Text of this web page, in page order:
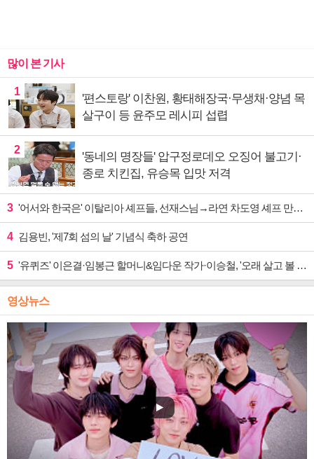
많이 본 기사
1
'편스토랑' 이찬원, 황태해장국·무생채·양념 목
살구이 등 윤주모 레시피 섭렵
2
'동네의 명장들' 압구정로데오 오징어 불고기·
종로 치킨집, 유승목 입맛 저격
3 '어서와 한국은' 이탈리아 셰프들, 선재스님→라연 차도영 셰프 만난다
4 김용빈, '제7회 섬의 날' 기념식 축하 공연
5 '유퀴즈' 이은결·임봉근 할머니&임다운 작가·이승철, '오래 살고 볼 일' 특집 출격
영상뉴스